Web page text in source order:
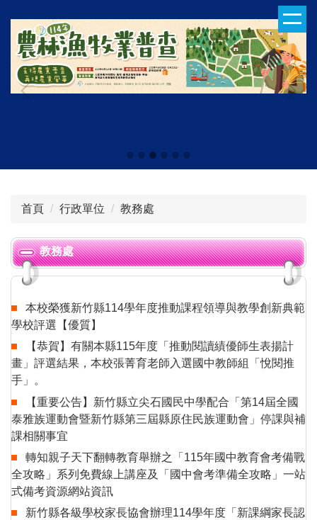
主
內
容
首頁 行政單位 教務處
教務處
本校榮獲新竹縣114學年度推動課程領導與教學創新典範
學校評選【優質】
【恭賀】有關本縣115年度「推動閱讀績優師生表揚計
畫」評選結果，本校張菁育老師入選國中教師組「悅閱推
手」。
【重要公告】新竹縣立尖石國民中學配合「第14屆全國
泰雅族運動會暨新竹縣第三屆縣原住民族運動會」停課與補
課相關事宜
轉知親子天下翻轉教育舉辦之「115年國中教育會考備戰
全攻略」系列免費線上講座及「國中會考準備全攻略」一站
式備考資源網站資訊
新竹縣各級學校家長協會辦理114學年度「新課綱家長認